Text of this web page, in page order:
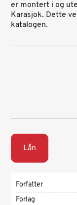
er montert i og
Karasjok. Dette
katalogen.
Lån
Forfatter
Forlag